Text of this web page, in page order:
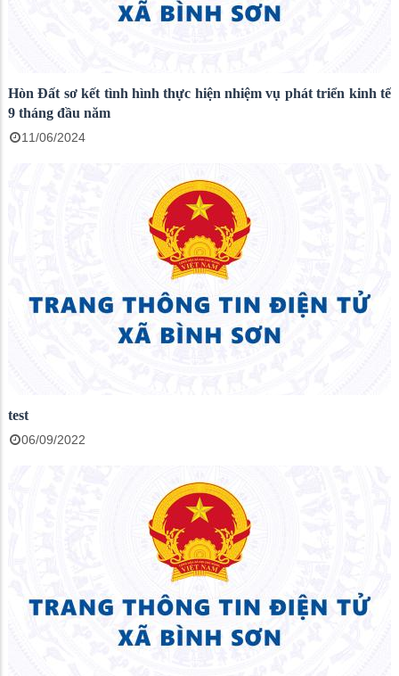
Hòn Đất sơ kết tình hình thực hiện nhiệm vụ phát triển kinh tế
9 tháng đầu năm
11/06/2024
test
06/09/2022